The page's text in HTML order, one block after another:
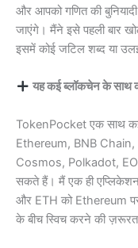
और आपको गणित की
जाएंगे। मैंने इसे पहली बार
इसमें कोई जटिल शब्द या
यह कई ब्लॉकचेन के साथ
TokenPocket एक साथ
Ethereum, BNB
Cosmos, Polkadot,
सकते हैं। मैं एक ही
और ETH को Ethereum
के बीच स्विच करने की